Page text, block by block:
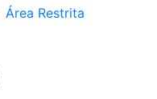
Área Restrita